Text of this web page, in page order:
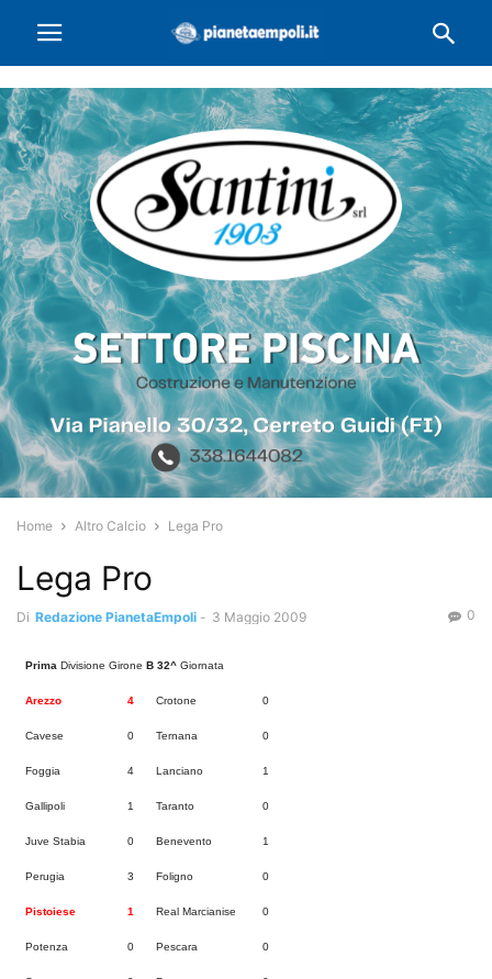
Home Altro Calcio Lega Pro
Lega Pro
Di Redazione PianetaEmpoli - 3 Maggio 2009 0
Prima Divisione Girone B 32^ Giornata
Arezzo 4 Crotone 0
Cavese 0 Ternana 0
Foggia 4 Lanciano 1
Gallipoli 1 Taranto 0
Juve Stabia 0 Benevento 1
Perugia 3 Foligno 0
Pistoiese 1 Real Marcianise 0
Potenza 0 Pescara 0